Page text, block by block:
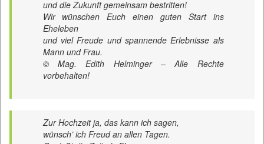
und die Zukunft gemeinsam bestritten!
Wir wünschen Euch einen guten Start ins
Eheleben
und viel Freude und spannende Erlebnisse als
Mann und Frau.
© Mag. Edith Helminger – Alle Rechte
vorbehalten!
Zur Hochzeit ja, das kann ich sagen,
wünsch’ ich Freud an allen Tagen.